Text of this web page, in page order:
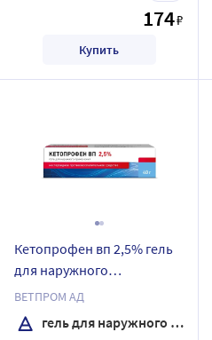
174₽
Купить
Кетопрофен вп 2,5% гель
для наружного
применения 40 гр
ВЕТПРОМ АД
гель для наружного применения